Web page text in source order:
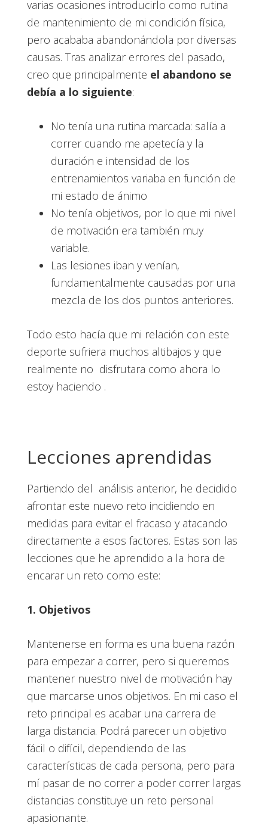
varias ocasiones introducirlo como rutina
de mantenimiento de mi condición física,
pero acababa abandonándola por diversas
causas. Tras analizar errores del pasado,
creo que principalmente el abandono se
debía a lo siguiente:
No tenía una rutina marcada: salía a
correr cuando me apetecía y la
duración e intensidad de los
entrenamientos variaba en función de
mi estado de ánimo
No tenía objetivos, por lo que mi nivel
de motivación era también muy
variable.
Las lesiones iban y venían,
fundamentalmente causadas por una
mezcla de los dos puntos anteriores.
Todo esto hacía que mi relación con este
deporte sufriera muchos altibajos y que
realmente no disfrutara como ahora lo
estoy haciendo .
Lecciones aprendidas
Partiendo del análisis anterior, he decidido
afrontar este nuevo reto incidiendo en
medidas para evitar el fracaso y atacando
directamente a esos factores. Estas son las
lecciones que he aprendido a la hora de
encarar un reto como este:
1. Objetivos
Mantenerse en forma es una buena razón
para empezar a correr, pero si queremos
mantener nuestro nivel de motivación hay
que marcarse unos objetivos. En mi caso el
reto principal es acabar una carrera de
larga distancia. Podrá parecer un objetivo
fácil o difícil, dependiendo de las
características de cada persona, pero para
mí pasar de no correr a poder correr largas
distancias constituye un reto personal
apasionante.